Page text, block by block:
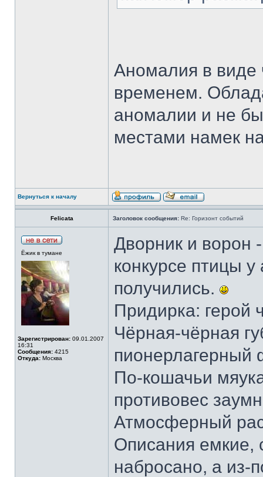
Аномалия в виде
временем.
аномалии и не
местами намек
Вернуться к началу
Felicata Заголовок сообщения: Re: Горизонт событий
Ёжик в тумане
Зарегистрирован: 09.01.2007
16:31
Сообщения: 4215
Откуда: Москва
Дворник и ворон
конкурсе птицы
получились.
Придирка: герой
Чёрная-чёрная
пионерлагерный
По-кошачьи
противовес
Атмосферный
Описания емкие,
набросано, а из-